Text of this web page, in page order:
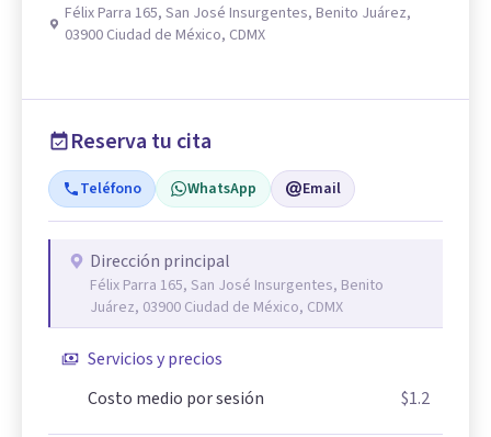
Félix Parra 165, San José Insurgentes, Benito Juárez,
03900 Ciudad de México, CDMX
Reserva tu cita
Teléfono WhatsApp Email
Dirección principal
Félix Parra 165, San José Insurgentes, Benito
Juárez, 03900 Ciudad de México, CDMX
Servicios y precios
Costo medio por sesión
$1.2